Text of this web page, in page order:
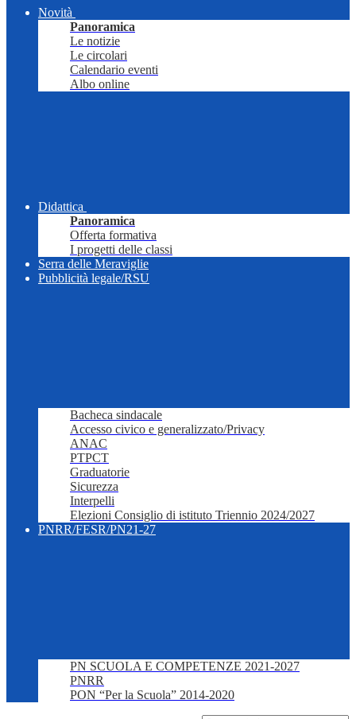
Novità
Panoramica
Le notizie
Le circolari
Calendario eventi
Albo online
Didattica
Panoramica
Offerta formativa
I progetti delle classi
Serra delle Meraviglie
Pubblicità legale/RSU
Bacheca sindacale
Accesso civico e generalizzato/Privacy
ANAC
PTPCT
Graduatorie
Sicurezza
Interpelli
Elezioni Consiglio di istituto Triennio 2024/2027
PNRR/FESR/PN21-27
PN SCUOLA E COMPETENZE 2021-2027
PNRR
PON “Per la Scuola” 2014-2020